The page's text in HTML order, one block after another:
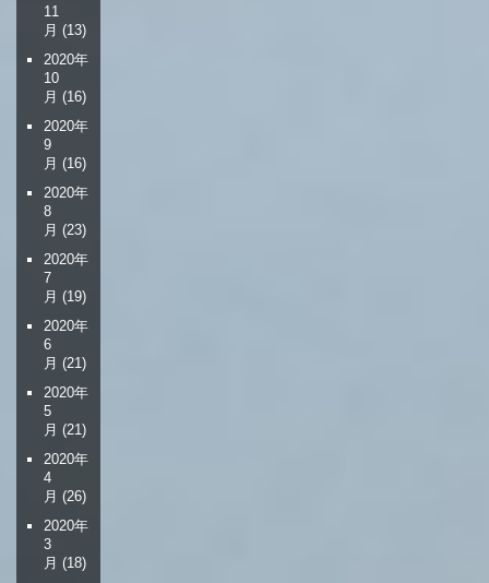
11
月 (13)
2020年
10
月 (16)
2020年
9
月 (16)
2020年
8
月 (23)
2020年
7
月 (19)
2020年
6
月 (21)
2020年
5
月 (21)
2020年
4
月 (26)
2020年
3
月 (18)